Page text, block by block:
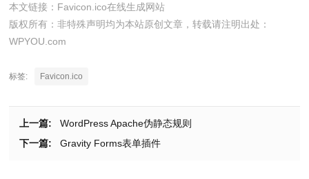
本文链接： Favicon.ico在线生成网站
版权所有：非特殊声明均为本站原创文章，转载请注明出处：
WPYOU.com
标签: Favicon.ico
上一篇:
WordPress Apache伪静态规则
下一篇:
Gravity Forms表单插件